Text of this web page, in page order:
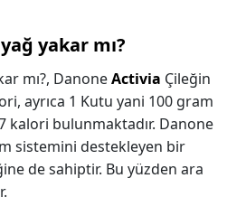
yakar mı?
mı?, DanoneActivia Çileğin
ayrıca 1 Kutu yani 100 gram
kalori bulunmaktadır. Danone
sistemini destekleyen bir
de sahiptir. Bu yüzden ara